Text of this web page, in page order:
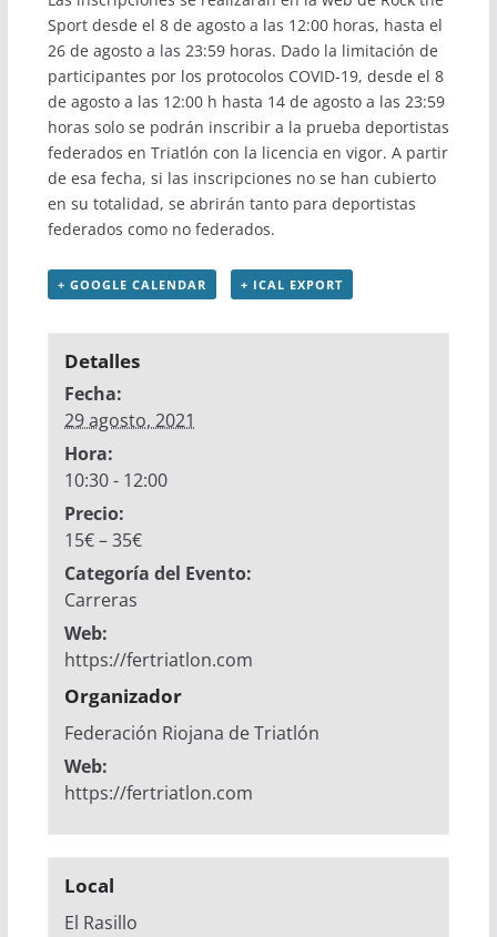
Sportdesde el 8 de agosto a las 12:00 horas, hasta el
26 de agosto a las 23:59 horas. Dado la limitación de
participantes por los protocolos COVID-19, desde el 8
de agosto a las 12:00 h hasta 14 de agosto a las 23:59
horas solo se podrán inscribir a la prueba deportistas
federados en Triatlón con la licencia en vigor. A partir
de esa fecha, si las inscripciones no se han cubierto
en su totalidad, se abrirán tanto para deportistas
federados como no federados.
+ GOOGLE CALENDAR + ICAL EXPORT
Detalles
Fecha:
29 agosto, 2021
Hora:
10:30 - 12:00
Precio:
15€ – 35€
Categoría del Evento:
Carreras
Web:
https://fertriatlon.com
Organizador
Federación Riojana de Triatlón
Web:
https://fertriatlon.com
Local
El Rasillo